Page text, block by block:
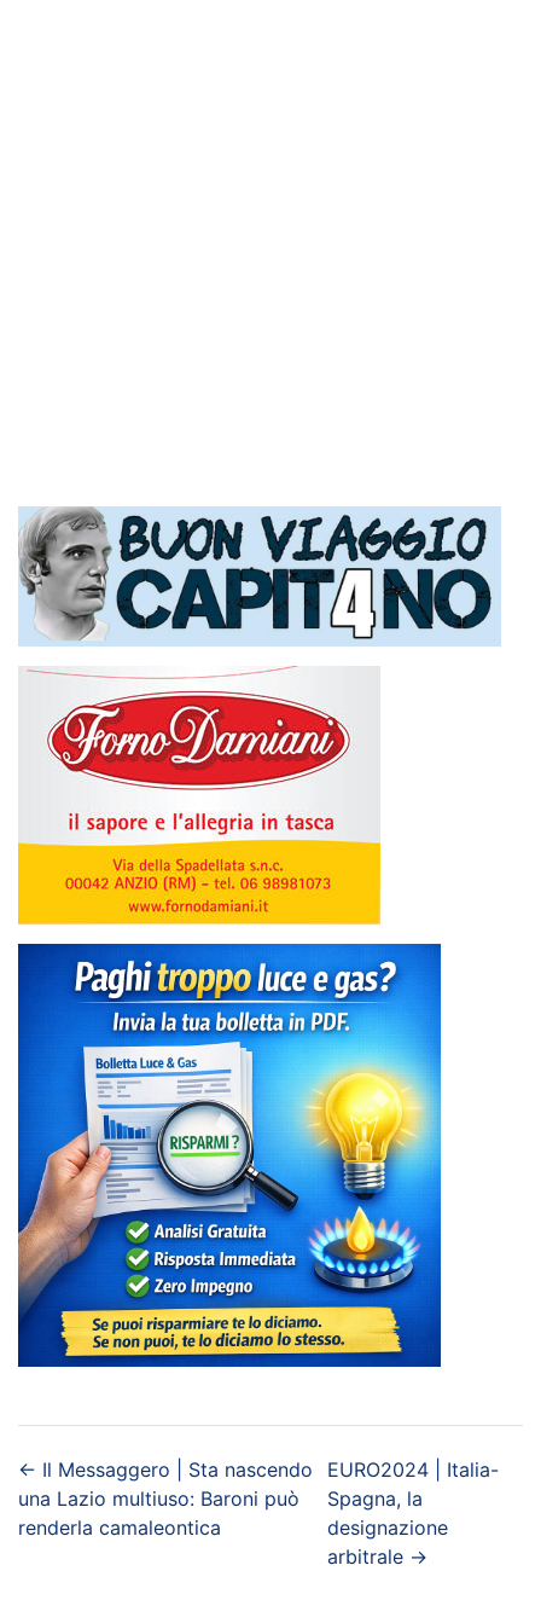
← Il Messaggero | Sta nascendo
una Lazio multiuso: Baroni può
renderla camaleontica
EURO2024 | Italia-
Spagna, la
designazione
arbitrale →